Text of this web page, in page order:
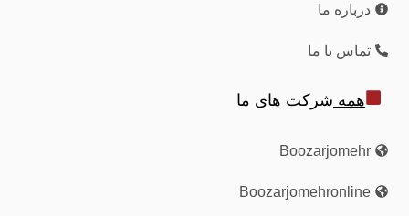
درباره ما
تماس با ما
همه شرکت های ما
Boozarjomehr
Boozarjomehronline